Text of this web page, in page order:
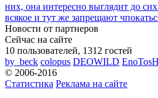
них, она интересно выглядит до
всякое и тут же запрещают
Новости от партнеров
Сейчас на сайте
10 пользователей, 1312 гостей
by_beck colopus DEOWILD EnoTosH
© 2006-2016
Статистика Реклама на сайте